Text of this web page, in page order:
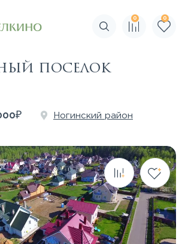
Поиск по сайту
0 0
поселок
₽ Ногинский район